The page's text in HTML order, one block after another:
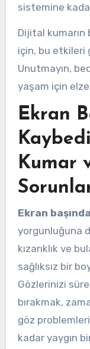
sistemine
Dijital kumarın
için, bu etkileri
Unutmayın,
yaşam için
Ekran
Kumar
Ekran
yorgunluğuna
kızarıklık ve
sağlıksız bir
Gözlerinizi
bırakmak,
göz
kadar yaygın